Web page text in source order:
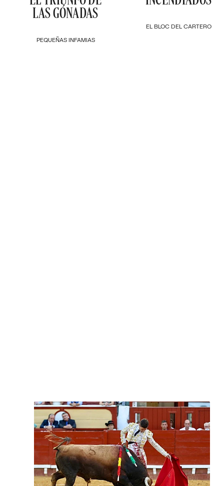
PEQUEÑAS INFAMIAS
LAS GÓNADAS
EL BLOC DEL CARTERO